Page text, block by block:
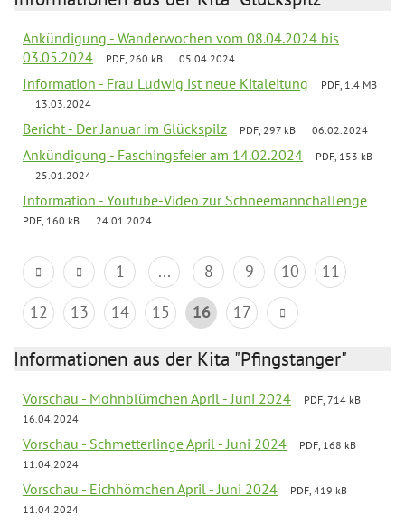
Ankündigung - Wanderwochen vom 08.04.2024 bis
03.05.2024
PDF, 260 kB 05.04.2024
Information - Frau Ludwig ist neue Kitaleitung
PDF, 1.4 MB
13.03.2024
Bericht - Der Januar im Glückspilz PDF, 297 kB 06.02.2024
Ankündigung - Faschingsfeier am 14.02.2024
PDF, 153 kB
25.01.2024
Information - Youtube-Video zur Schneemannchallenge
PDF, 160 kB 24.01.2024
1 ... 8 9 10
11
12
13 14 15 16 17
Informationen aus der Kita "Pfingstanger"
Vorschau - Mohnblümchen April - Juni 2024
PDF, 714 kB
16.04.2024
Vorschau - Schmetterlinge April - Juni 2024
PDF, 168 kB
11.04.2024
Vorschau - Eichhörnchen April - Juni 2024
PDF, 419 kB
11.04.2024